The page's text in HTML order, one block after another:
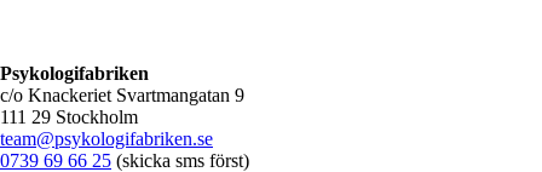
Psykologifabriken
c/o Knackeriet Svartmangatan 9
111 29 Stockholm
team@psykologifabriken.se
0739 69 66 25 (skicka sms först)